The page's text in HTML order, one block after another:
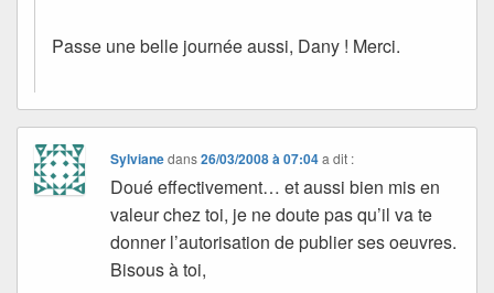
Passe une belle journée aussi, Dany ! Merci.
Sylvianedans26/03/2008 à 07:04 a dit :
Doué effectivement… et aussi bien mis en
valeur chez toi, je ne doute pas qu’il va te
donner l’autorisation de publier ses oeuvres.
Bisous à toi,